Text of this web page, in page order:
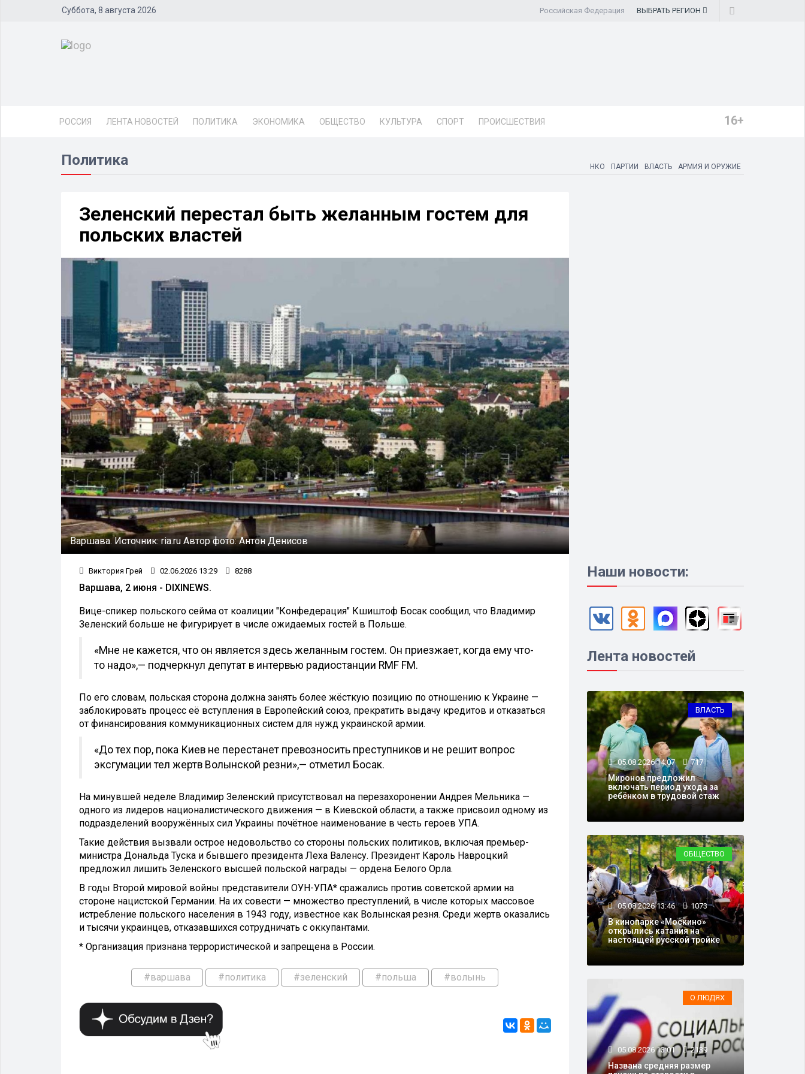
Суббота, 8 августа 2026 Российская Федерация ВЫБРАТЬ РЕГИОН
РОССИЯ ЛЕНТА НОВОСТЕЙ ПОЛИТИКА ЭКОНОМИКА ОБЩЕСТВО КУЛЬТУРА СПОРТ ПРОИСШЕСТВИЯ 16+
Политика НКО ПАРТИИ ВЛАСТЬ АРМИЯ И ОРУЖИЕ
Зеленский перестал быть желанным гостем для
польских властей
Варшава.Источник: ria.ru Автор фото:Антон Денисов
Виктория Грей 02.06.2026 13:29 8288
Варшава, 2 июня - DIXINEWS.
Вице-спикер польского сейма от коалиции "Конфедерация" Кшиштоф Босак сообщил, что Владимир
Зеленский больше не фигурирует в числе ожидаемых гостей в Польше.
«Мне не кажется, что он является здесь желанным гостем. Он приезжает, когда ему что-
то надо»,— подчеркнул депутат в интервью радиостанции RMF FM.
По его словам, польская сторона должна занять более жёсткую позицию по отношению к Украине —
заблокировать процесс её вступления в Европейский союз, прекратить выдачу кредитов и отказаться
от финансирования коммуникационных систем для нужд украинской армии.
«До тех пор, пока Киев не перестанет превозносить преступников и не решит вопрос
эксгумации тел жертв Волынской резни»,— отметил Босак.
На минувшей неделе Владимир Зеленский присутствовал на перезахоронении Андрея Мельника —
одного из лидеров националистического движения — в Киевской области, а также присвоил одному из
подразделений вооружённых сил Украины почётное наименование в честь героев УПА.
Такие действия вызвали острое недовольство со стороны польских политиков, включая премьер-
министра Дональда Туска и бывшего президента Леха Валенсу. Президент Кароль Навроцкий
предложил лишить Зеленского высшей польской награды — ордена Белого Орла.
В годы Второй мировой войны представители ОУН-УПА* сражались против советской армии на
стороне нацистской Германии. На их совести — множество преступлений, в числе которых массовое
истребление польского населения в 1943 году, известное как Волынская резня. Среди жертв оказались
и тысячи украинцев, отказавшихся сотрудничать с оккупантами.
* Организация признана террористической и запрещена в России.
#варшава #политика #зеленский #польша #волынь
Наши новости:
Лента новостей
ВЛАСТЬ
05.08.2026 14:07 717
Миронов предложил
включать период ухода за
ребёнком в трудовой стаж
ОБЩЕСТВО
05.08.2026 13:46 1073
В кинопарке «Москино»
открылись катания на
настоящей русской тройке
О ЛЮДЯХ
05.08.2026 13:01 2139
Названа средняя размер